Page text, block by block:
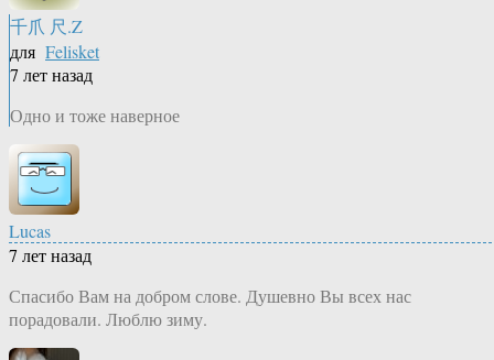
千爪 尺.Z
для Felisket
7 лет назад
Одно и тоже наверное
Lucas
7 лет назад
Спасибо Вам на добром слове. Душевно Вы всех нас
порадовали. Люблю зиму.